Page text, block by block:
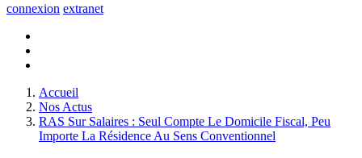
connexion extranet
Accueil
Nos Actus
RAS Sur Salaires : Seul Compte Le Domicile Fiscal, Peu
Importe La Résidence Au Sens Conventionnel